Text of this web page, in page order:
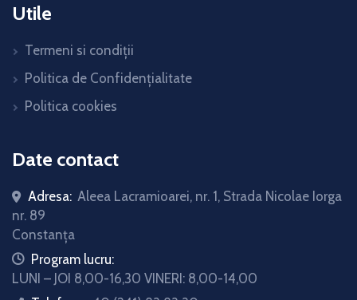
Utile
Termeni si condiții
Politica de Confidențialitate
Politica cookies
Date contact
Adresa: Aleea Lacramioarei, nr. 1, Strada Nicolae Iorga
nr. 89
Constanța
iconProgram lucru:
LUNI – JOI 8,00-16,30 VINERI: 8,00-14,00